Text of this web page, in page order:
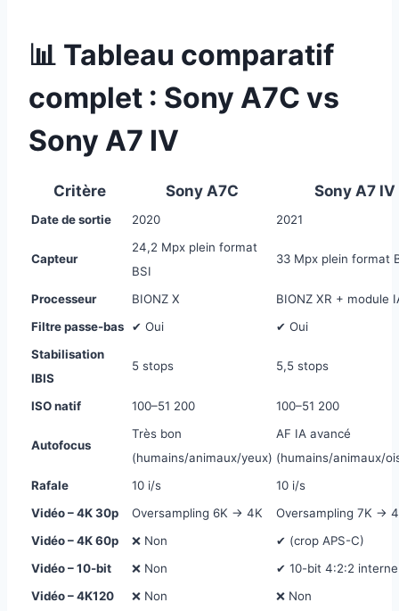
📊 Tableau comparatif
complet : Sony A7C vs
Sony A7 IV
Critère Sony A7C Sony A7 IV
Date de sortie 2020 2021
Capteur
24,2 Mpx plein format
BSI
33 Mpx plein format
Processeur BIONZ X
BIONZ XR + module
Filtre passe-bas
✔ Oui
✔ Oui
Stabilisation
IBIS
5 stops 5,5 stops
ISO natif 100–51 200 100–51 200
Autofocus
Très bon
(humains/animaux/yeux)
AF IA avancé
(humains/animaux/
Rafale
10 i/s
10 i/s
Vidéo – 4K 30p
Oversampling 6K → 4K
Oversampling 7K →
Vidéo – 4K 60p
❌ Non
✔ (crop APS-C)
Vidéo – 10-bit
❌ Non
✔ 10-bit 4:2:2 interne
Vidéo – 4K120
❌ Non ❌ Non